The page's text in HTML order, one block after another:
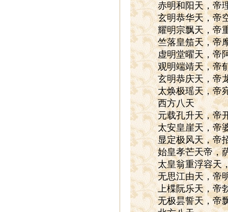
赤明和阳天，帝
玄明恭华天，帝
耀明宗飘天，帝
竺落皇笳天，帝
虚明堂曜天，帝
观明端靖天，帝
玄明恭庆天，帝
太焕极瑶天，帝
西方八天
元载孔升天，帝
太安皇崖天，帝
显定极风天，帝
始皇孝芒天帝，
太皇翁重浮容天，
无思江由天，帝
上楪阮乐天，帝
无极昙誓天，帝